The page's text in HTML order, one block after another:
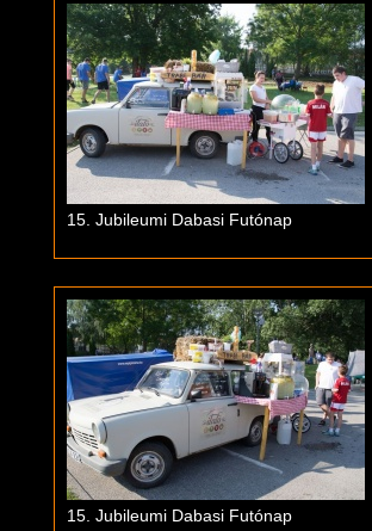
15. Jubileumi Dabasi Futónap
15. Jubileumi Dabasi Futónap